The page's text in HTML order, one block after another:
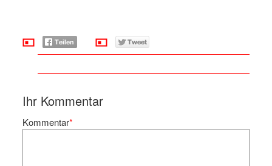
Ihr Kommentar
Kommentar*